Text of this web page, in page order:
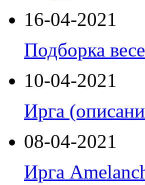
16-04-2021
Подборка
10-04-2021
Ирга
08-04-2021
Ирга